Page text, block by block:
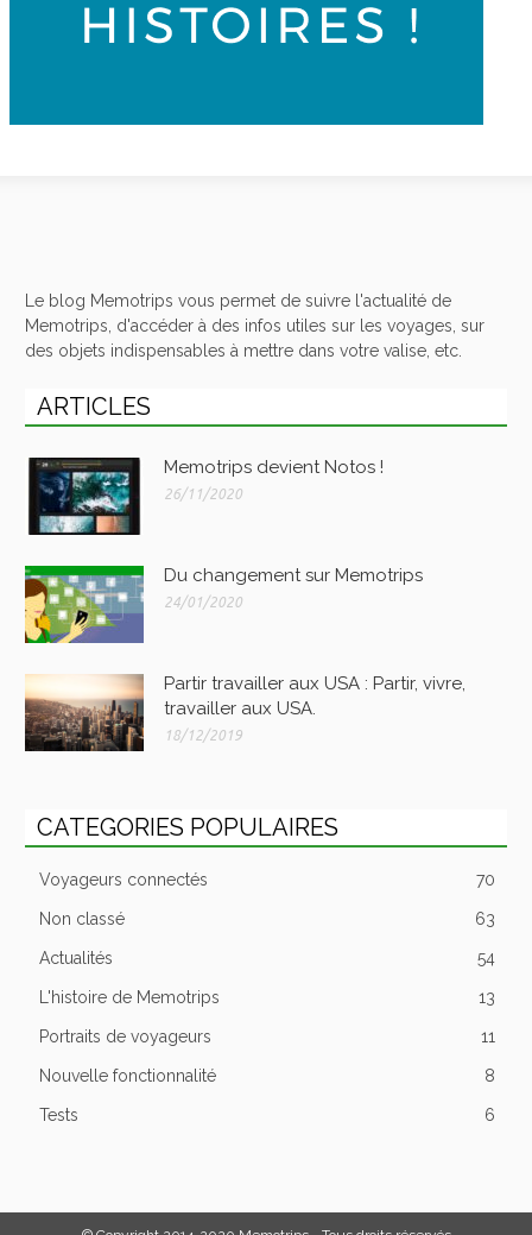
Le blog Memotrips vous permet de suivre l'actualité de
Memotrips, d'accéder à des infos utiles sur les voyages, sur
des objets indispensables à mettre dans votre valise, etc.
ARTICLES
Memotrips devient Notos !
26/11/2020
Du changement sur Memotrips
24/01/2020
Partir travailler aux USA : Partir, vivre,
travailler aux USA.
18/12/2019
CATEGORIES POPULAIRES
Voyageurs connectés 70
Non classé 63
Actualités 54
L'histoire de Memotrips 13
Portraits de voyageurs 11
Nouvelle fonctionnalité 8
Tests 6